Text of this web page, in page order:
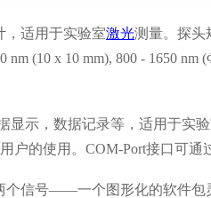
，适用于实验室激光测量。探头
nm (10 x 10 mm), 800 - 1650 nm
显示，数据记录等，适用于实
户的使用。COM-Port接口可通
个信号——一个图形化的软件包